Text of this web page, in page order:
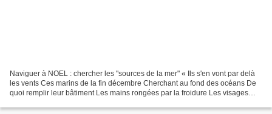
Naviguer à NOEL : chercher les "sources de la mer" « Ils s'en vont par delà
les vents Ces marins de la fin décembre Cherchant au fond des océans De
quoi remplir leur bâtiment Les mains rongées par la froidure Les visages